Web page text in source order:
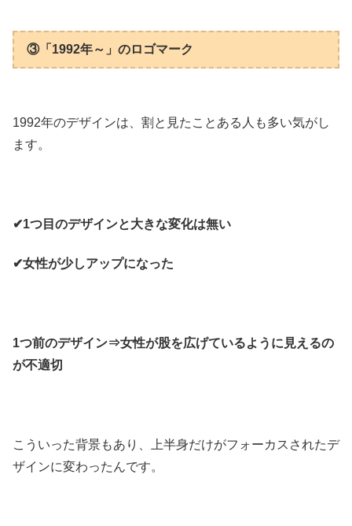
③「1992年～」のロゴマーク
1992年のデザインは、割と見たことある人も多い気がし
ます。
✔1つ目のデザインと大きな変化は無い
✔女性が少しアップになった
1つ前のデザイン⇒女性が股を広げているように見えるの
が不適切
こういった背景もあり、上半身だけがフォーカスされたデ
ザインに変わったんです。